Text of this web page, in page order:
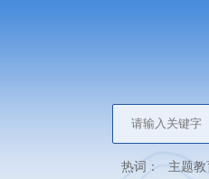
热词： 主题教